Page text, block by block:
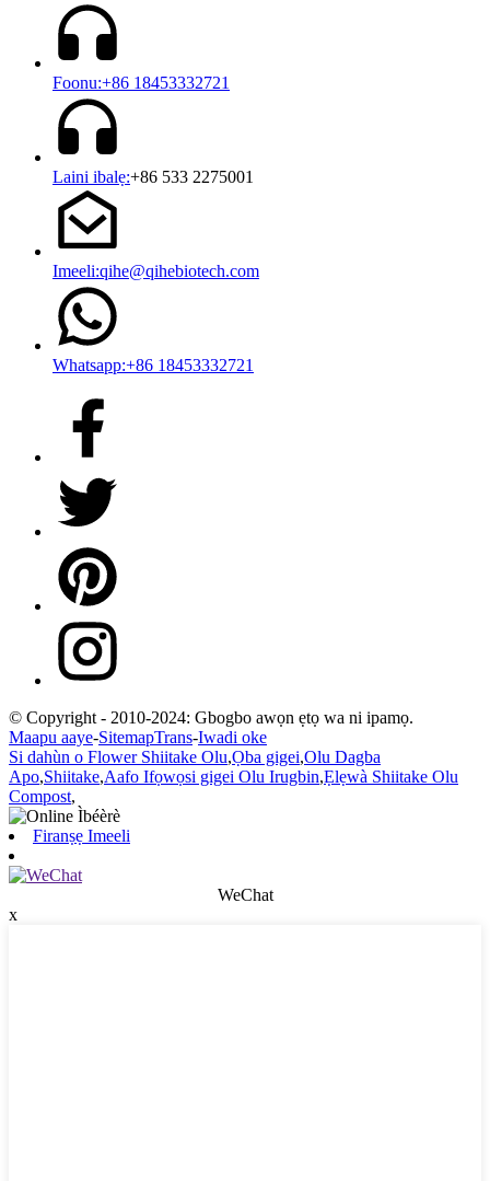
Foonu:+86 18453332721
Laini ibalẹ:+86 533 2275001
Imeeli:qihe@qihebiotech.com
Whatsapp:+86 18453332721
© Copyright - 2010-2024: Gbogbo awọn ẹtọ wa ni ipamọ.
Maapu aaye-SitemapTrans-Iwadi oke
Si dahùn o Flower Shiitake Olu,Ọba gigei,Olu Dagba
Apo,Shiitake,Aafo Ifọwọsi gigei Olu Irugbin,Ẹlẹwà Shiitake Olu
Compost,
Firanṣẹ Imeeli
WeChat
x